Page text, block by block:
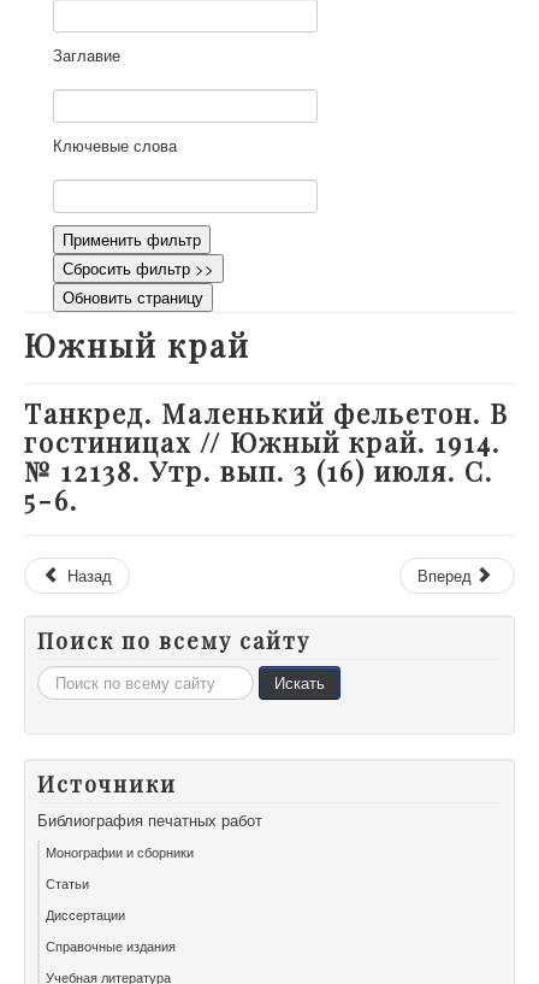
Научная работа
Как работать с сайтом
Контакты
Заглавие
Ключевые слова
Применить фильтр
Сбросить фильтр >>
Обновить страницу
Южный край
Танкред. Маленький фельетон. В
гостиницах // Южный край. 1914.
№ 12138. Утр. вып. 3 (16) июля. С.
5-6.
Назад Вперед
Поиск по всему сайту
Искать... Искать
Источники
Библиография печатных работ
Монографии и сборники
Статьи
Диссертации
Справочные издания
Учебная литература